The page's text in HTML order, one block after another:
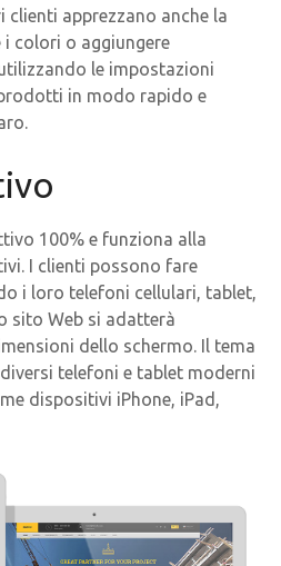
apprezzano anche la
colori o aggiungere
le impostazioni
in modo rapido e
100% e funziona alla
I clienti possono fare
i loro telefoni cellulari, tablet,
sito Web si adatterà
dello schermo. Il tema
telefoni e tablet moderni
dispositivi iPhone, iPad,